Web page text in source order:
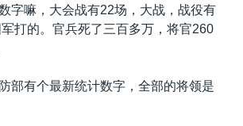
字嘛，大会战有22场，大战，战役有
打的。官兵死了三百多万，将官260
部有个最新统计数字，全部的将领是